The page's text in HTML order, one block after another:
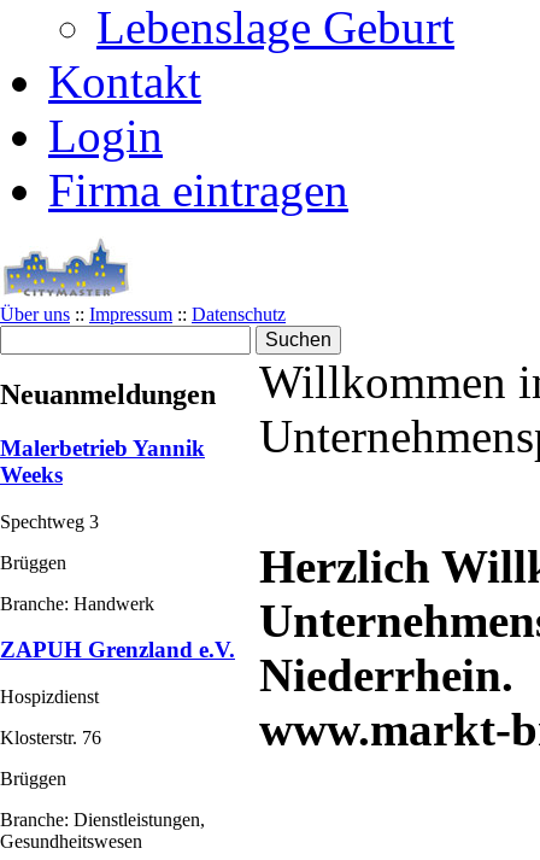
Lebenslage Geburt
Kontakt
Login
Firma eintragen
Über uns :: Impressum :: Datenschutz
Neuanmeldungen
Malerbetrieb Yannik
Weeks
Spechtweg 3
Brüggen
Branche: Handwerk
ZAPUH Grenzland e.V.
Hospizdienst
Klosterstr. 76
Brüggen
Branche: Dienstleistungen,
Gesundheitswesen
Willkommen
Herzlich
Niederrhein.
www.markt-